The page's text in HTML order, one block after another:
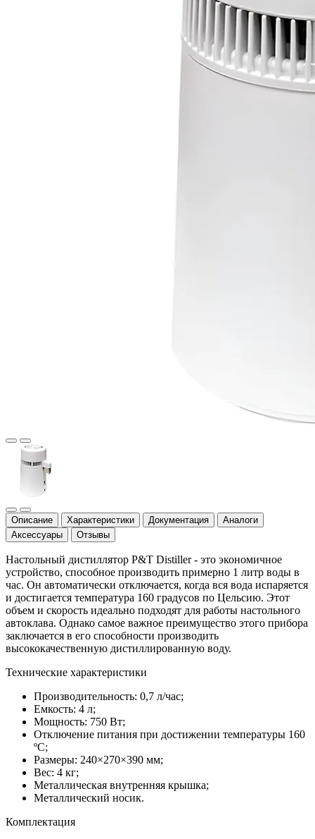
Описание Характеристики Документация
Аналоги
Аксессуары
Отзывы
Настольный дистиллятор P&T Distiller - это экономичное
устройство, способное производить примерно 1 литр воды в
час. Он автоматически отключается, когда вся вода испаряется
и достигается температура 160 градусов по Цельсию. Этот
объем и скорость идеально подходят для работы настольного
автоклава. Однако самое важное преимущество этого прибора
заключается в его способности производить
высококачественную дистиллированную воду.
Технические характеристики
Производительность: 0,7 л/час;
Емкость: 4 л;
Мощность: 750 Вт;
Отключение питания при достижении температуры 160
ºС;
Размеры: 240×270×390 мм;
Вес: 4 кг;
Металлическая внутренняя крышка;
Металлический носик.
Комплектация